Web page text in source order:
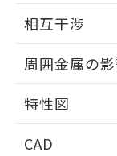
外形図
出力段回路図
相互干渉
相互干渉
周囲金属の
周囲金属の影響
特性図
CAD
ものでは
また、
物質の対
荷製品に
欄に対応
している
り、